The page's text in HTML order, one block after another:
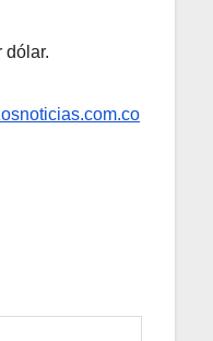
dólar.